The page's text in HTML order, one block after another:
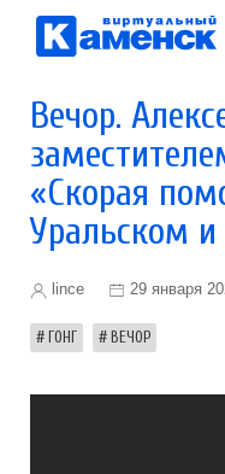
Вечор.
«Скорая
Уральском
lince 29 января
ГОНГ ВЕЧОР